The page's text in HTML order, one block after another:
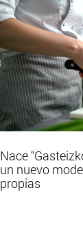
Nace
un nuevo
propias